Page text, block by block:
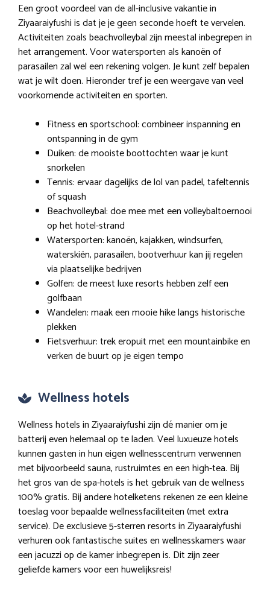
Een groot voordeel van de all-inclusive vakantie in
Ziyaaraiyfushi is dat je je geen seconde hoeft te vervelen.
Activiteiten zoals beachvolleybal zijn meestal inbegrepen in
het arrangement. Voor watersporten als kanoën of
parasailen zal wel een rekening volgen. Je kunt zelf bepalen
wat je wilt doen. Hieronder tref je een weergave van veel
voorkomende activiteiten en sporten.
Fitness en sportschool: combineer inspanning en
ontspanning in de gym
Duiken: de mooiste boottochten waar je kunt
snorkelen
Tennis: ervaar dagelijks de lol van padel, tafeltennis
of squash
Beachvolleybal: doe mee met een volleybaltoernooi
op het hotel-strand
Watersporten: kanoën, kajakken, windsurfen,
waterskiën, parasailen, bootverhuur kan jij regelen
via plaatselijke bedrijven
Golfen: de meest luxe resorts hebben zelf een
golfbaan
Wandelen: maak een mooie hike langs historische
plekken
Fietsverhuur: trek eropuit met een mountainbike en
verken de buurt op je eigen tempo
Wellness hotels
Wellness hotels in Ziyaaraiyfushi zijn dé manier om je
batterij even helemaal op te laden. Veel luxueuze hotels
kunnen gasten in hun eigen wellnesscentrum verwennen
met bijvoorbeeld sauna, rustruimtes en een high-tea. Bij
het gros van de spa-hotels is het gebruik van de wellness
100% gratis. Bij andere hotelketens rekenen ze een kleine
toeslag voor bepaalde wellnessfaciliteiten (met extra
service). De exclusieve 5-sterren resorts in Ziyaaraiyfushi
verhuren ook fantastische suites en wellnesskamers waar
een jacuzzi op de kamer inbegrepen is. Dit zijn zeer
geliefde kamers voor een huwelijksreis!